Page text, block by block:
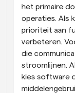
het primaire
operaties. Als
prioriteit aan
verbeteren.
die
stroomlijnen.
kies software